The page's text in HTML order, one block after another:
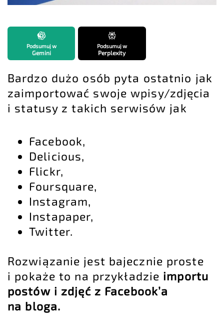
Podsumuj w
Gemini
Podsumuj w
Perplexity
Bardzo dużo osób pyta ostatnio jak
zaimportować swoje wpisy/zdjęcia
i statusy z takich serwisów jak
Facebook,
Delicious,
Flickr,
Foursquare,
Instagram,
Instapaper,
Twitter.
Rozwiązanie jest bajecznie proste
i pokaże to na przykładzie importu
postów i zdjęć z Facebook’a
na bloga.